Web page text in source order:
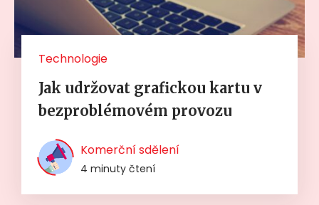
Technologie
Jak udržovat grafickou kartu v
bezproblémovém provozu
Komerční sdělení
4 minuty čtení